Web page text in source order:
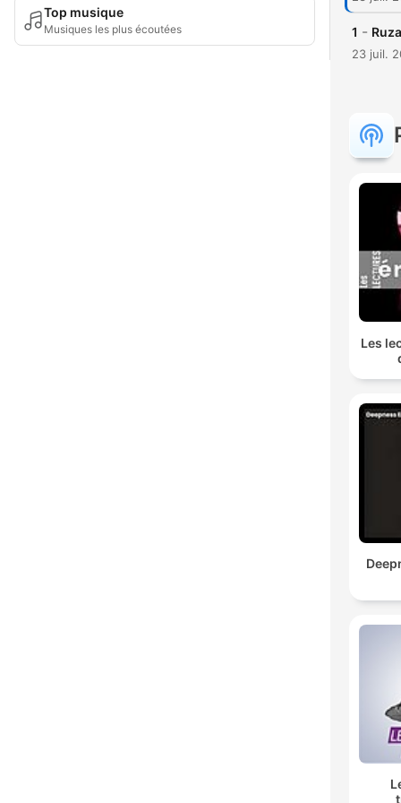
Top musique
Musiques les plus écoutées 1 -
23 juil.
Les